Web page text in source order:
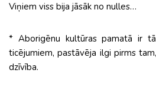
Viņiem viss bija jāsāk no nulles…
* Aborigēnu kultūras pamatā ir
ticējumiem, pastāvēja ilgi pirms
dzīvība.